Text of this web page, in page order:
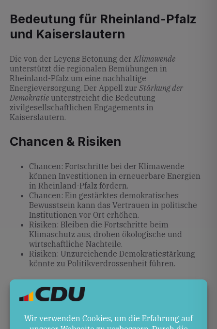
Bedeutung für Rheinland-Pfalz
und Kaiserslautern
Die von der Leyens Betonung der Klimawende
unterstützt die regionalen Bemühungen in
Rheinland-Pfalz um eine nachhaltige
Energieversorgung. Der Appell zur Stärkung der
Demokratie unterstreicht die Bedeutung
zivilgesellschaftlichen Engagements in
Kaiserslautern.
Chancen & Risiken
Chancen: Fortschritte bei der Klimawende
können Investitionen in erneuerbare Energien
in Rheinland-Pfalz fördern.
Chancen: Ein gestärktes demokratisches
Bewusstsein kann das Vertrauen in politische
Institutionen vor Ort erhöhen.
Risiken: Bleiben die Fortschritte beim
Klimaschutz aus, drohen ökologische und
wirtschaftliche Nachteile.
Risiken: Unzureichende Demokratiestärkung
könnte zu Politikverdrossenheit führen.
Ausblick
Die Rede von Ursula von der Leyen in Davos setzt
Impulse für die EU-Agenda in den Bereichen Klima